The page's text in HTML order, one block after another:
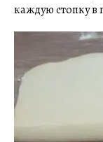
каждую стопку в